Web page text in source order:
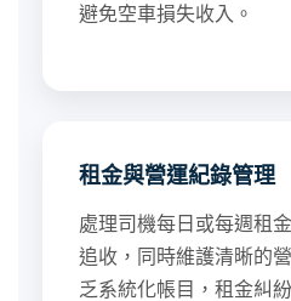
避免空車損失收入。
租金與營運紀錄管理
處理司機每日或每週租
追收，同時維護清晰的
乏系統化帳目，租金糾